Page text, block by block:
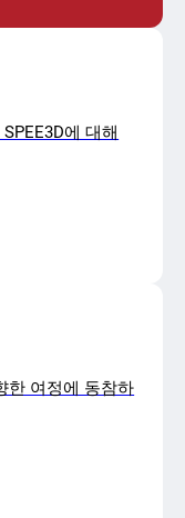
에 대해
한 여정에 동참하